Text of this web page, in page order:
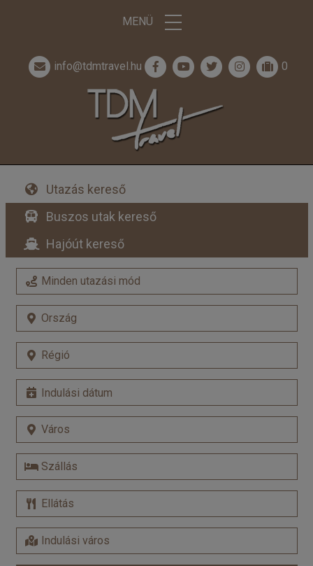
MENÜ
info@tdmtravel.hu 0
Utazás kereső
Buszos utak kereső
Hajóút kereső